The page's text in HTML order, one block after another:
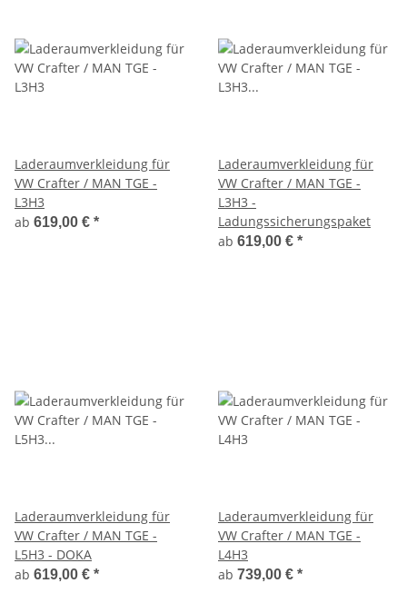
Laderaumverkleidung für
VW Crafter / MAN TGE -
L3H3
ab 619,00 € *
Laderaumverkleidung für
VW Crafter / MAN TGE -
L3H3 -
Ladungssicherungspaket
ab 619,00 € *
Laderaumverkleidung für
VW Crafter / MAN TGE -
L5H3 - DOKA
ab 619,00 € *
Laderaumverkleidung für
VW Crafter / MAN TGE -
L4H3
ab 739,00 € *